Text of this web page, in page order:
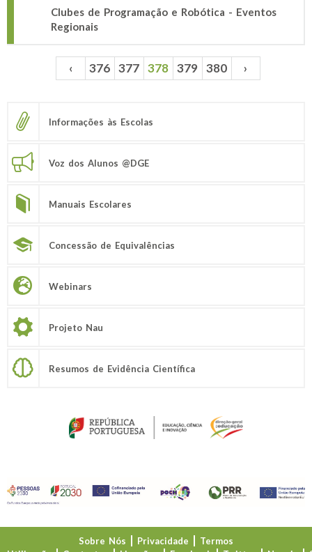
Clubes de Programação e Robótica - Eventos
Regionais
Páginas ‹ 376 377 378 379 380 ›
Informações às Escolas
Voz dos Alunos @DGE
Manuais Escolares
Concessão de Equivalências
Webinars
Projeto Nau
Resumos de Evidência Científica
Sobre Nós Privacidade
Termos